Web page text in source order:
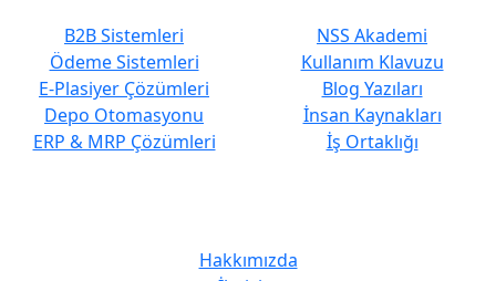
B2B Sistemleri
Ödeme Sistemleri
E-Plasiyer Çözümleri
Depo Otomasyonu
ERP & MRP Çözümleri
NSS Akademi
Kullanım Klavuzu
Blog Yazıları
İnsan Kaynakları
İş Ortaklığı
Hakkımızda